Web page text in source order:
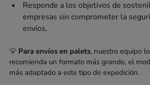
Responde a los objetivos de
empresas sin comprometer la
envíos.
💡 Para envíos en palets, nuestro equipo
recomienda un formato más grande, el
más adaptado a este tipo de expedición.